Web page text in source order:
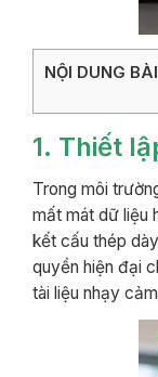
NỘI DUNG
1. Thiết
Trong môi
mất mát dữ liệu
kết cấu thép
quyền hiện đại
tài liệu nhạy